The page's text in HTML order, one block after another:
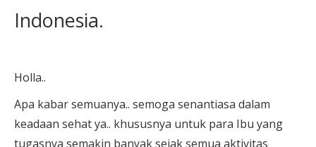
Indonesia.
Holla..
Apa kabar semuanya.. semoga senantiasa dalam
keadaan sehat ya.. khususnya untuk para Ibu yang
tugasnya semakin banyak sejak semua aktivitas